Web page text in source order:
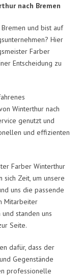
nach Bremen
und bist auf
Hier
Farber
Entscheidung zu
Winterthur nach
genutzt und
und effizienten
Farber Winterthur
sich Zeit, um unsere
uns die passende
Mitarbeiter
standen uns
Seite.
dafür, dass der
Gegenstände
professionelle